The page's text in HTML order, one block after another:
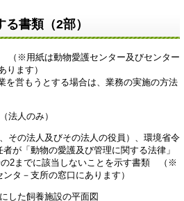
書類（2部）
※用紙は動物愛護センター及びセンター
ります）
もうとする場合は、業務の実施の方法
法人のみ）
その法人及びその法人の役員）、環境省令
が「動物の愛護及び管理に関する法律」
の2までに該当しないことを示す書類 （※
タ－支所の窓口にあります）
した飼養施設の平面図